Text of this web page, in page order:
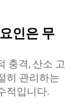
인은 무
충격, 산소 고
히 관리하는
적입니다.